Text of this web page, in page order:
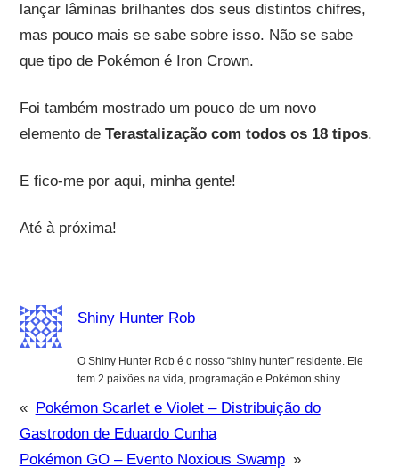
lançar lâminas brilhantes dos seus distintos chifres,
mas pouco mais se sabe sobre isso. Não se sabe
que tipo de Pokémon é Iron Crown.
Foi também mostrado um pouco de um novo
elemento de Terastalização com todos os 18 tipos.
E fico-me por aqui, minha gente!
Até à próxima!
Shiny Hunter Rob
O Shiny Hunter Rob é o nosso “shiny hunter” residente. Ele
tem 2 paixões na vida, programação e Pokémon shiny.
«
Pokémon Scarlet e Violet – Distribuição do
Gastrodon de Eduardo Cunha
Pokémon GO – Evento Noxious Swamp »